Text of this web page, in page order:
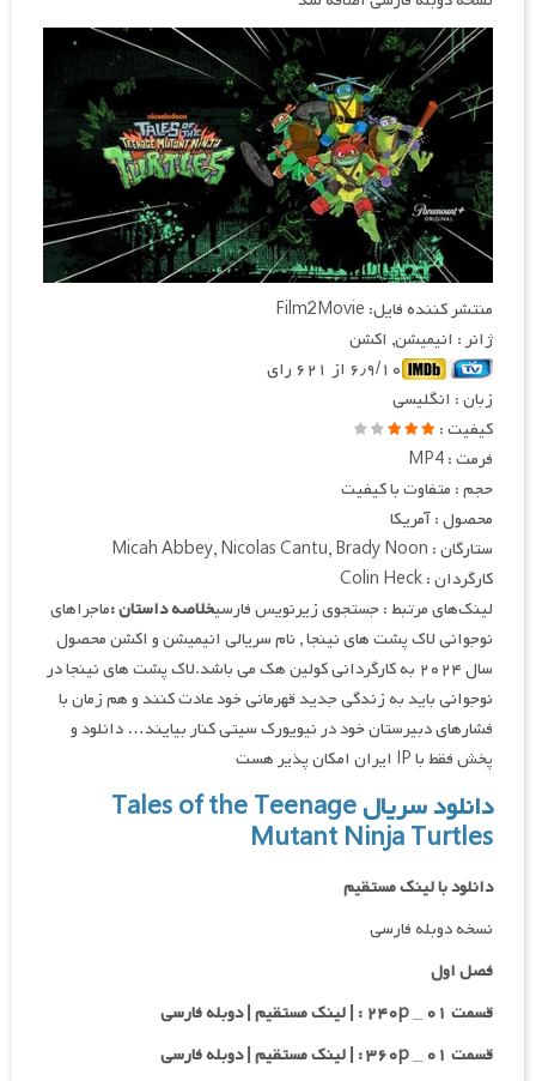
منتشر کننده فایل: Film2Movie
ژانر : انیمیشن, اکشن
۶٫۹/۱۰ از ۶۲۱ رای
زبان : انگلیسی
کیفیت :
فرمت : MP4
حجم : متفاوت با کیفیت
محصول : آمریکا
ستارگان : Micah Abbey, Nicolas Cantu, Brady Noon
کارگردان : Colin Heck
لینک‌های مرتبط : جستجوی زیرنویس فارسیخلاصه داستان :ماجراهای
نوجوانی لاک پشت های نینجا , نام سریالی انیمیشن و اکشن محصول
سال ۲۰۲۴ به کارگردانی کولین هک می باشد.لاک پشت های نینجا در
نوجوانی باید به زندگی جدید قهرمانی خود عادت کنند و هم زمان با
فشارهای دبیرستان خود در نیویورک سیتی کنار بیایند… دانلود و
پخش فقط با IP ایران امکان پذیر هست
دانلود سریال Tales of the Teenage
Mutant Ninja Turtles
دانلود با لینک مستقیم
نسخه دوبله فارسی
فصل اول
قسمت ۰۱ _ ۲۴۰p : | لینک مستقیم | دوبله فارسی
قسمت ۰۱ _ ۳۶۰p : | لینک مستقیم | دوبله فارسی